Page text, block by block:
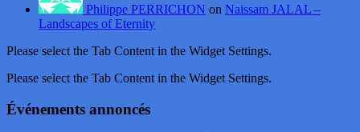
Philippe PERRICHON on Naissam JALAL –
Landscapes of Eternity
Please select the Tab Content in the Widget Settings.
Please select the Tab Content in the Widget Settings.
Événements annoncés